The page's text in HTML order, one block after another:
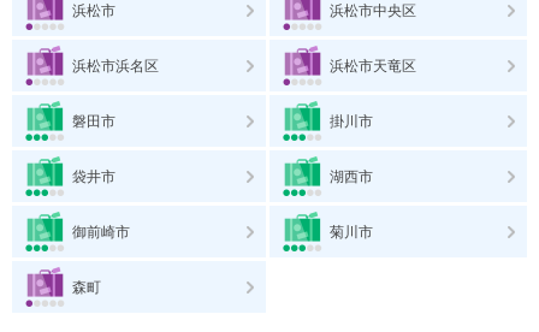
浜松市 浜松市中央区
浜松市浜名区 浜松市天竜区
磐田市 掛川市
袋井市 湖西市
御前崎市 菊川市
森町